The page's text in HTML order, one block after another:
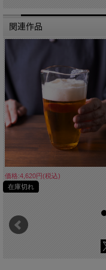
関連作品
価格:4,620円(税込)
在庫切れ